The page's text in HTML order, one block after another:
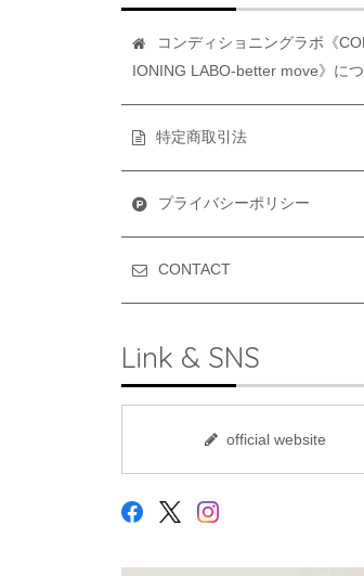
コンディショニングラボ《
IONING LABO-better move》に
特定商取引法
プライバシーポリシー
CONTACT
Link & SNS
official website